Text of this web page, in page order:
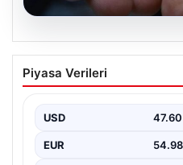
05.08.2026
Altın fiyatları canlı
fiyatları ne kadar
fiyatları
Piyasa Verileri
USD 47.60
EUR 54.98